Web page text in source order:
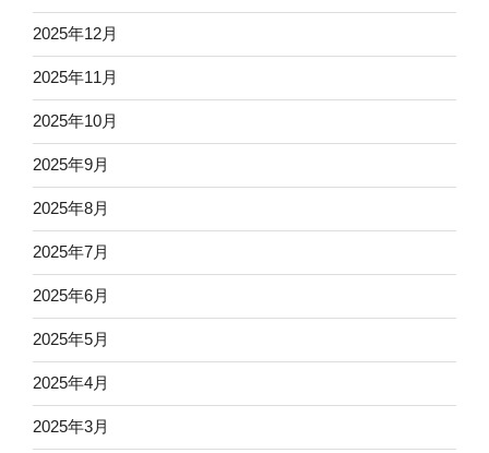
2025年12月
2025年11月
2025年10月
2025年9月
2025年8月
2025年7月
2025年6月
2025年5月
2025年4月
2025年3月